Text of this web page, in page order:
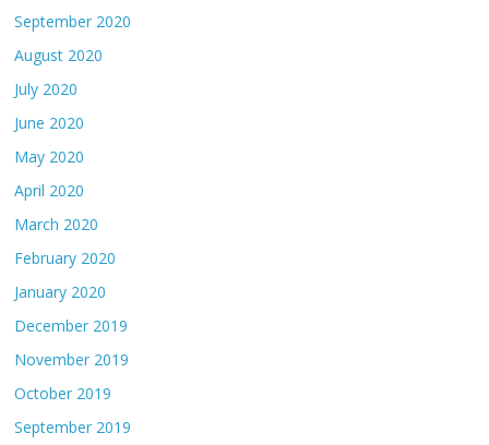
September 2020
August 2020
July 2020
June 2020
May 2020
April 2020
March 2020
February 2020
January 2020
December 2019
November 2019
October 2019
September 2019